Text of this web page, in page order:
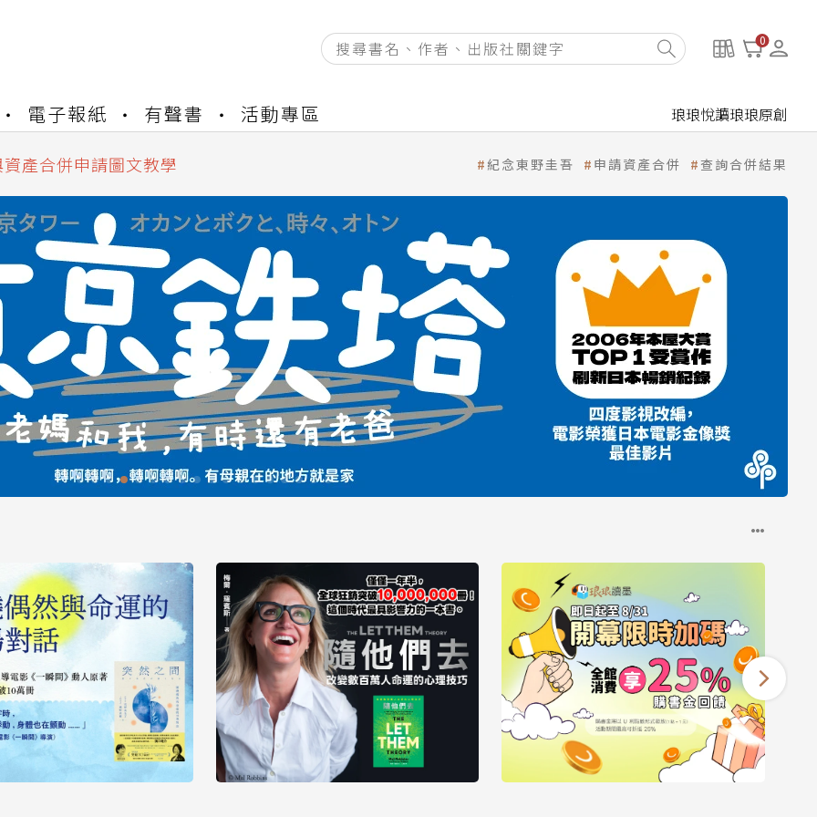
0
電子報紙 有聲書 活動專區 琅琅悅讀琅琅原創
開通申請
產合併申請圖文教學
開通申請
紀念東野圭吾 申請資產合併 查詢合併結果